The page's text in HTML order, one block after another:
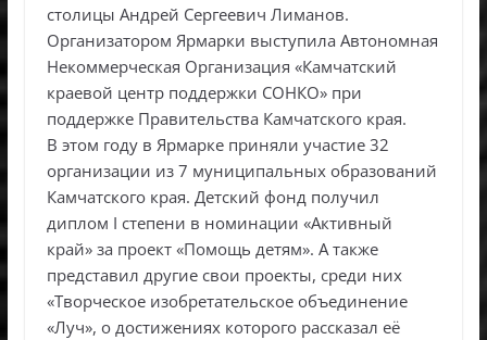
столицы Андрей Сергеевич Лиманов.
Организатором Ярмарки выступила Автономная
Некоммерческая Организация «Камчатский
краевой центр поддержки СОНКО» при
поддержке Правительства Камчатского края.
В этом году в Ярмарке приняли участие 32
организации из 7 муниципальных образований
Камчатского края. Детский фонд получил
диплом I степени в номинации «Активный
край» за проект «Помощь детям». А также
представил другие свои проекты, среди них
«Творческое изобретательское объединение
«Луч», о достижениях которого рассказал её